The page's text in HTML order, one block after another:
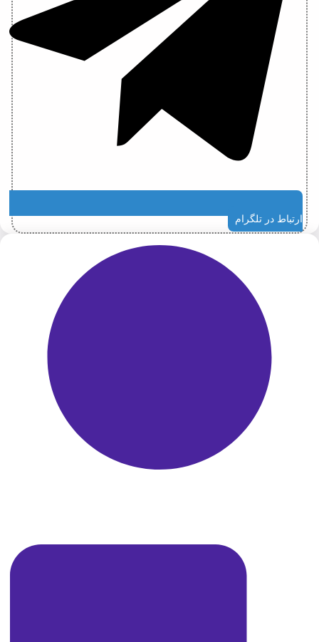
ارتباط در تلگرام